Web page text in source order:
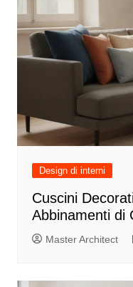
Design di interni
Cuscini
Abbinamenti di
Master Architect